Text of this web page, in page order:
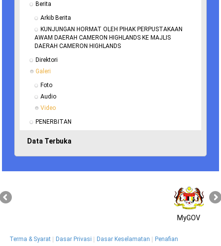
Berita
Arkib Berita
KUNJUNGAN HORMAT OLEH PIHAK PERPUSTAKAAN
AWAM DAERAH CAMERON HIGHLANDS KE MAJLIS
DAERAH CAMERON HIGHLANDS
Direktori
Galeri
Foto
Audio
Video
PENERBITAN
Data Terbuka
MyGOV
Terma & Syarat Dasar Privasi Dasar Keselamatan
Penafian